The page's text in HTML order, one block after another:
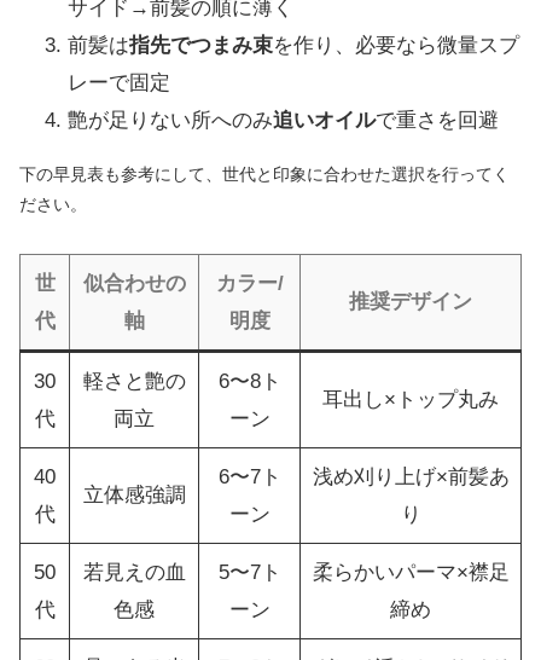
サイド→前髪の順に薄く
前髪は指先でつまみ束を作り、必要なら微量スプ
レーで固定
艶が足りない所へのみ追いオイルで重さを回避
下の早見表も参考にして、世代と印象に合わせた選択を行ってく
ださい。
世
代
似合わせの
軸
カラー/
明度
推奨デザイン
30
代
軽さと艶の
両立
6〜8ト
ーン
耳出し×トップ丸み
40
代
立体感強調
6〜7ト
ーン
浅め刈り上げ×前髪あ
り
50
代
若見えの血
色感
5〜7ト
ーン
柔らかいパーマ×襟足
締め